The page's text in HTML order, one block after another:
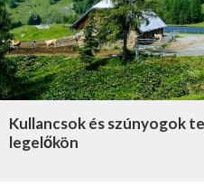
Kullancsok és szúnyogok
legelőkön